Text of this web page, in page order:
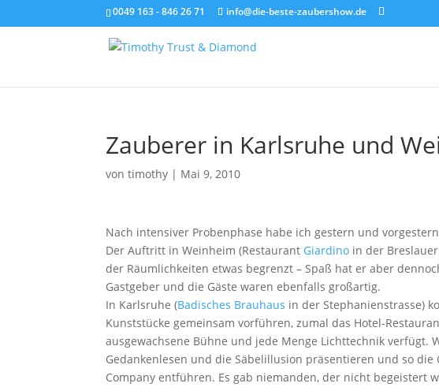
0049 163 - 846 26 71 info@die-beste-zaubershow.de
Zauberer in Karlsruhe und
vontimothy | Mai 9, 2010
Nach intensiver Probenphase habe ich gestern und
Der Auftritt in Weinheim (Restaurant Giardino in der
der Räumlichkeiten etwas begrenzt – Spaß hat er aber
Gastgeber und die Gäste waren ebenfalls großartig.
In Karlsruhe (Badisches Brauhaus in der Stephanienstrasse)
Kunststücke gemeinsam vorführen, zumal das Hotel-
ausgewachsene Bühne und jede Menge Lichttechnik verfügt.
Gedankenlesen und die Säbelillusion präsentieren und so
Company entführen. Es gab niemanden, der nicht begeistert